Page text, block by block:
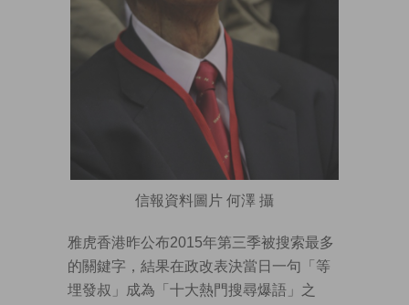
信報資料圖片 何澤 攝
雅虎香港昨公布2015年第三季被搜索最多
的關鍵字，結果在政改表決當日一句「等
埋發叔」成為「十大熱門搜尋爆語」之